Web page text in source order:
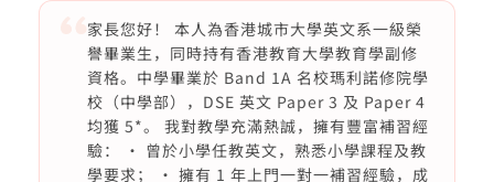
家長您好！ 本人為香港城市大學英文系一級榮
譽畢業生，同時持有香港教育大學教育學副修
資格。中學畢業於 Band 1A 名校瑪利諾修院學
校（中學部），DSE 英文 Paper 3 及 Paper 4
均獲 5*。 我對教學充滿熱誠，擁有豐富補習經
驗： • 曾於小學任教英文，熟悉小學課程及教
學要求； • 擁有 1 年上門一對一補習經驗，成